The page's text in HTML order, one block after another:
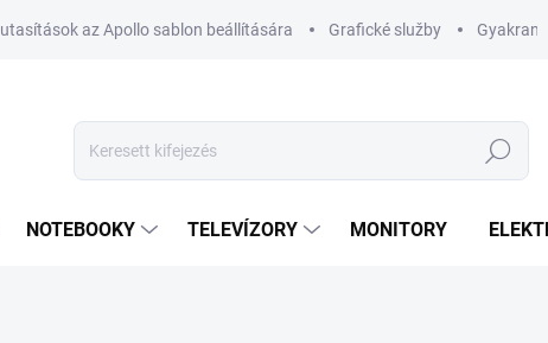
utasítások az Apollo sablon beállítására Grafické služby Gyakran
Keresés
NOTEBOOKY TELEVÍZORY MONITORY